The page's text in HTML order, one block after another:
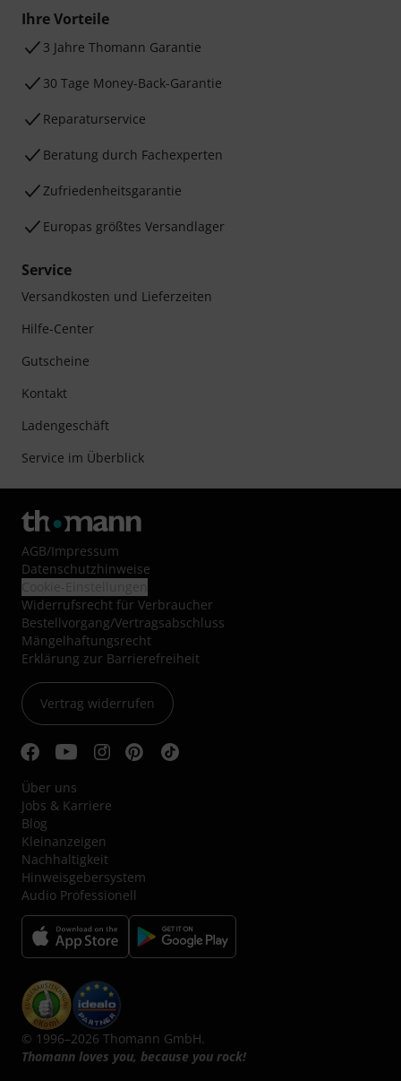
Ihre Vorteile
3 Jahre Thomann Garantie
30 Tage Money-Back-Garantie
Reparaturservice
Beratung durch Fachexperten
Zufriedenheitsgarantie
Europas größtes Versandlager
Service
Versandkosten und Lieferzeiten
Hilfe-Center
Gutscheine
Kontakt
Ladengeschäft
Service im Überblick
AGB/Impressum
Datenschutzhinweise
Widerrufsrecht für Verbraucher
Bestellvorgang/Vertragsabschluss
Mängelhaftungsrecht
Erklärung zur Barrierefreiheit
Vertrag widerrufen
Über uns
Jobs & Karriere
Blog
Kleinanzeigen
Nachhaltigkeit
Hinweisgebersystem
Audio Professionell
© 1996–2026 Thomann GmbH.
Thomann loves you, because you rock!